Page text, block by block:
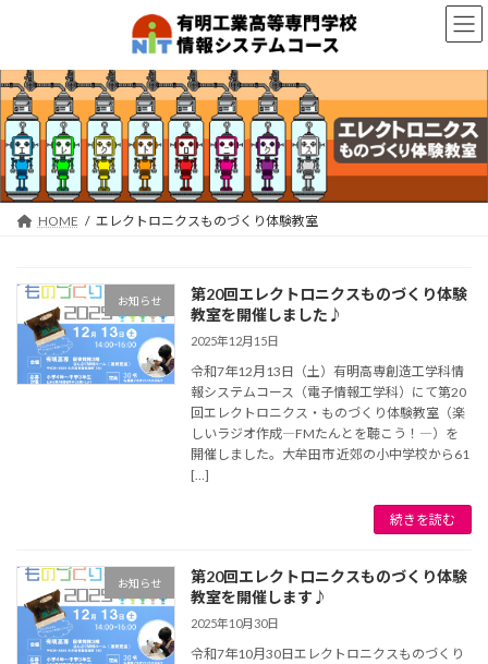
ン
ツ
へ
ス
キ
プ
ー
シ
ョ
ン
に
動
HOME エレクトロニクスものづくり体験教室
お知らせ
第20回エレクトロニクスものづくり体験
教室を開催しました♪
2025年12月15日
令和7年12月13日（土）有明高専創造工学科情
報システムコース（電子情報工学科）にて第20
回エレクトロニクス・ものづくり体験教室（楽
しいラジオ作成―FMたんとを聴こう！―）を
開催しました。大牟田市 近郊の小中学校から61
[…]
続きを読む
お知らせ
第20回エレクトロニクスものづくり体験
教室を開催します♪
2025年10月30日
令和7年10月30日エレクトロニクスものづくり